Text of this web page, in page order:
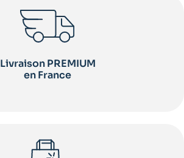
Livraison PREMIUM
en France